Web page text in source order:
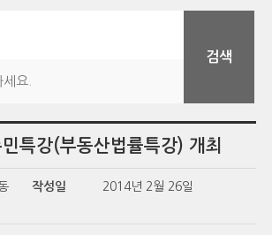
특강(부동산법률특강) 개최
작성일
2014년 2월 26일